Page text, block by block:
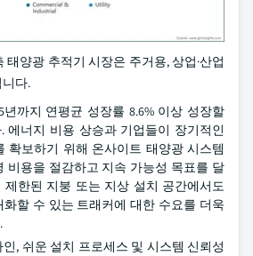
태양광 추적기 시장은 주거용, 상업·산업
다.
년까지 연평균 성장률 8.6% 이상 성장할
에너지 비용 상승과 기업들이 장기적인
확보하기 위해 온사이트 태양광 시스템
비용을 절감하고 지속 가능성 목표를 달
제한된 지붕 또는 지상 설치 공간에서도
할 수 있는 트래커에 대한 수요를 더욱
, 쉬운 설치 프로세스 및 시스템 신뢰성